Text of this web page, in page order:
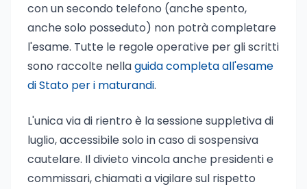
con un secondo telefono (anche spento,
anche solo posseduto) non potrà completare
l'esame. Tutte le regole operative per gli scritti
sono raccolte nellaguida completa all'esame
di Stato per i maturandi.
L'unica via di rientro è la sessione suppletiva di
luglio, accessibile solo in caso di sospensiva
cautelare. Il divieto vincola anche presidenti e
commissari, chiamati a vigilare sul rispetto